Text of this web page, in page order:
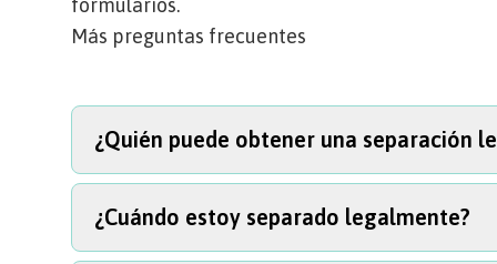
formularios.
Más preguntas frecuentes
¿Quién puede obtener una separación
Puede pedir una separación legal si usted o
¿Cuándo estoy separado legalmente?